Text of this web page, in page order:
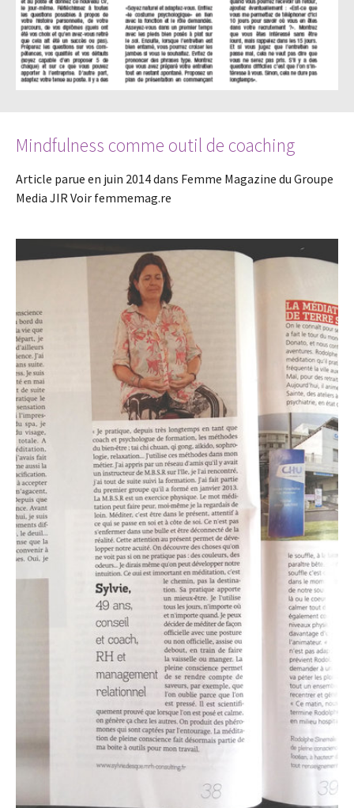
Mindfulness comme outil de coaching
Article parue en juin 2014 dans Femme Magazine du Groupe
Media JIR Voir femmemag.re